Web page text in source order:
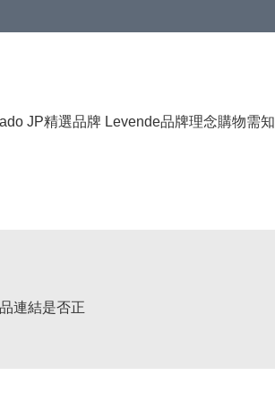
JP精選品牌 Levende品牌理念購物需知
連結是否正